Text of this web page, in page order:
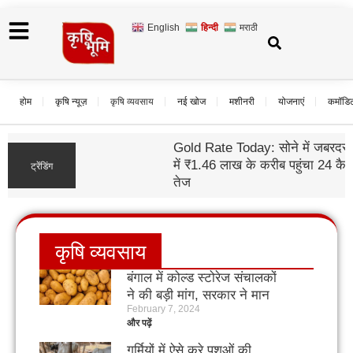
English हिन्दी मराठी
होम कृषि न्यूज़ कृषि व्यवसाय नई खोज मशीनरी योजनाएं
ट्रेंडिंग
Gold Rate Today: सोने में जबरदस्त तेजी, दिल्ली
में ₹1.46 लाख के करीब पहुंचा 24 कैरेट; चांदी भी हुई
कृषि व्यवसाय
बंगाल में कोल्ड स्टोरेज संचालकों
ने की बड़ी मांग, सरकार ने मान
ली तो आलू हो जाएगा महंगा
February 7, 2024
और पढ़ें
गर्मियों में ऐसे करे पशुओं की